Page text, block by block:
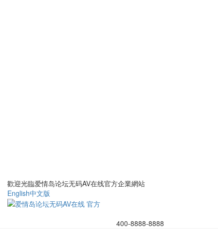
歡迎光臨爱情岛论坛无码AV在线官方企業網站
English中文版
400-8888-8888